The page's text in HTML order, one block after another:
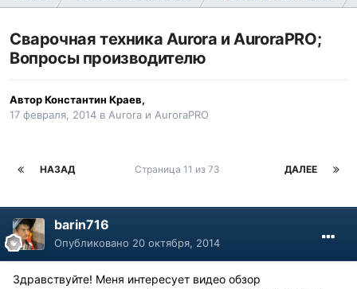
Сварочная техника Aurora и AuroraPRO;
Вопросы производителю
АвторКонстантин Краев,
17 февраля, 2014 в Aurora и AuroraPRO
НАЗАД ДАЛЕЕ
Страница 11 из 73
barin716
Опубликовано 20 октября, 2014
Здравствуйте! Меня интересует видео обзор